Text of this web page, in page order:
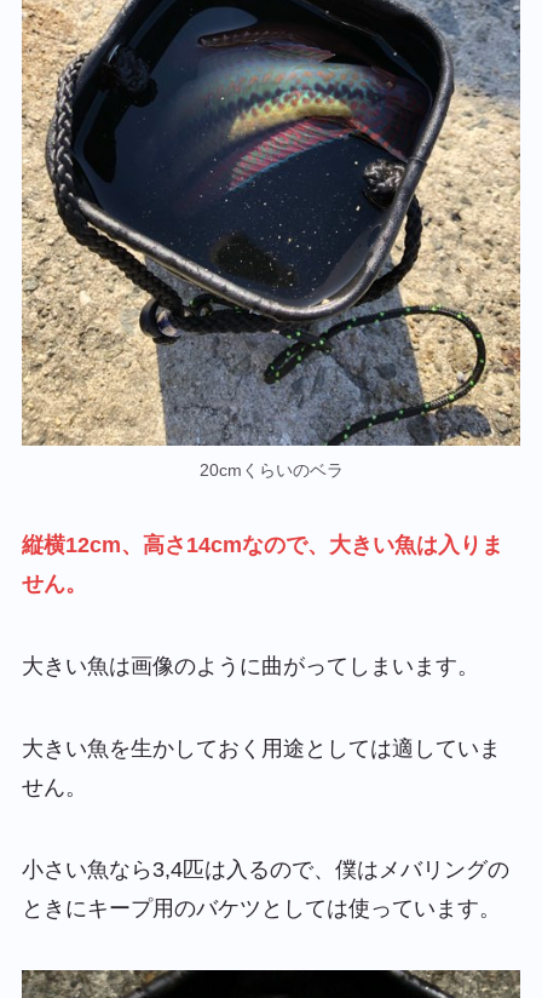
20cmくらいのベラ
縦横12cm、高さ14cmなので、大きい魚は入りま
せん。
大きい魚は画像のように曲がってしまいます。
大きい魚を生かしておく用途としては適していま
せん。
小さい魚なら3,4匹は入るので、僕はメバリングの
ときにキープ用のバケツとしては使っています。